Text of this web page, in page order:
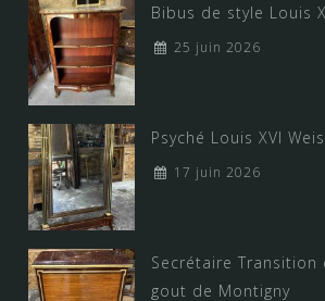
Bibus de style Louis
25 juin 2026
Psyché Louis XVI
17 juin 2026
Secrétaire Transition
gout de Montigny